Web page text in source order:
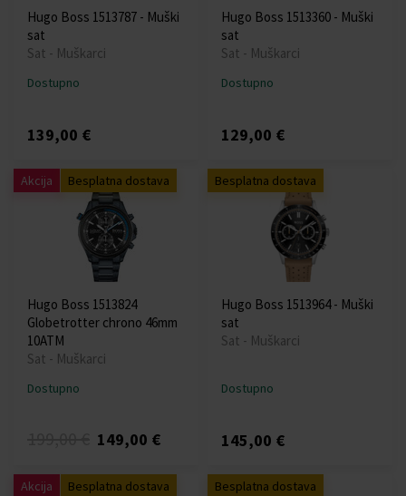
Hugo Boss 1513787 - Muški
sat
Sat - Muškarci
Dostupno
139,00 €
Hugo Boss 1513360 - Muški
sat
Sat - Muškarci
Dostupno
129,00 €
Akcija Besplatna dostava
Hugo Boss 1513824
Globetrotter chrono 46mm
10ATM
Sat - Muškarci
Dostupno
149,00 €
Besplatna dostava
Hugo Boss 1513964 - Muški
sat
Sat - Muškarci
Dostupno
145,00 €
Akcija Besplatna dostava Besplatna dostava